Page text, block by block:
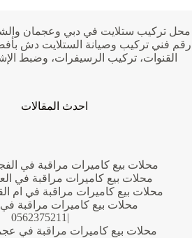
ترميم
وصيانة
محل تركيب ستلايت في دبي وعجمان
رقم فني تركيب وصيانة الستلايت دش
القنوات، تركيب الرسيفرات، وضبط
احدث المقالات
محلات بيع كاميرات مراقبة في الفجيرة
محلات بيع كاميرات مراقبة في العين
محلات بيع كاميرات مراقبة في ام القيوين
محلات بيع كاميرات مراقبة
|0562375211
محلات بيع كاميرات مراقبة في عجمان